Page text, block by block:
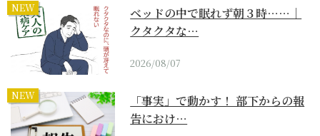
NEW
ベッドの中で眠れず朝３時……｜
クタクタな…
2026/08/07
NEW
「事実」で動かす！ 部下からの報
告におけ…